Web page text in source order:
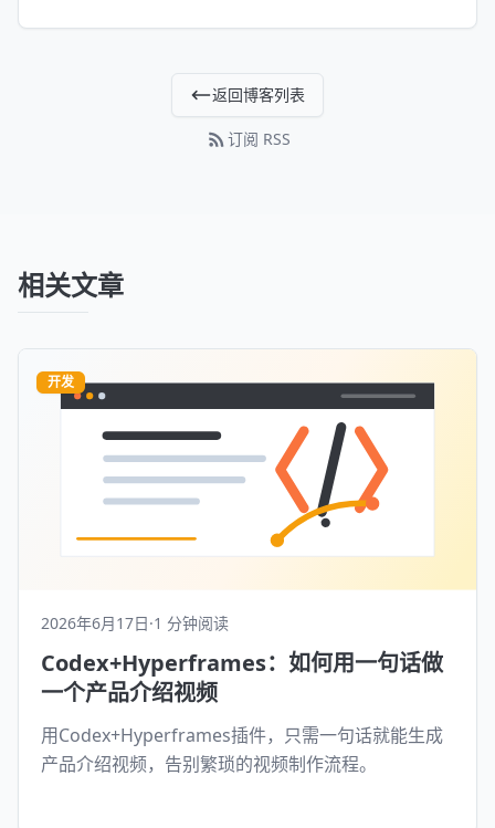
返回博客列表
订阅 RSS
相关文章
开发
2026年6月17日·1 分钟阅读
Codex+Hyperframes：如何用一句话做
一个产品介绍视频
用Codex+Hyperframes插件，只需一句话就能生成
产品介绍视频，告别繁琐的视频制作流程。